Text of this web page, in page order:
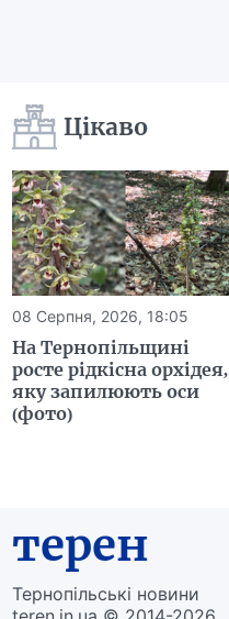
Цікаво
08 Серпня, 2026, 18:05
На Тернопільщині
росте рідкісна орхідея,
яку запилюють оси
(фото)
терен
Тернопільські новини